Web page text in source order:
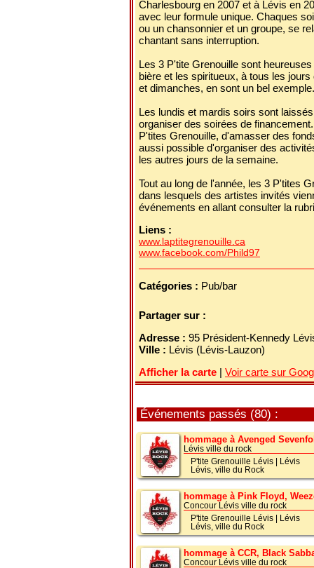
Charlesbourg en 2007 et à Lévis en
avec leur formule unique. Chaques
ou un chansonnier et un groupe, se
chantant sans interruption.
Les 3 P'tite Grenouille sont
bière et les spiritueux, à tous les
et dimanches, en sont un bel exemple.
Les lundis et mardis soirs sont
organiser des soirées de
P'tites Grenouille, d'amasser des
aussi possible d'organiser des
les autres jours de la semaine.
Tout au long de l'année, les 3 P'tites
dans lesquels des artistes invités
événements en allant consulter la
Liens :
www.laptitegrenouille.ca
www.facebook.com/Phild97
Catégories : Pub/bar
Partager sur :
Adresse : 95 Président-Kennedy
Ville : Lévis (Lévis-Lauzon)
Afficher la carte | Voir carte sur
Événements passés (80) :
hommage à Avenged
Lévis ville du rock
P'tite Grenouille Lévis
Lévis
Lévis, ville du Rock
hommage à Pink Floyd,
Concour Lévis ville du rock
P'tite Grenouille Lévis
Lévis
Lévis, ville du Rock
hommage à CCR, Black
Concour Lévis ville du rock